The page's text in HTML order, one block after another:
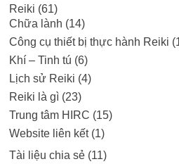
Reiki (61)
Chữa lành (14)
Công cụ thiết bị thực hành Reiki
Khí – Tinh tú (6)
Lịch sử Reiki (4)
Reiki là gì(23)
Trung tâm HIRC (15)
Website liên kết(1)
Tài liệu chia sẻ(11)